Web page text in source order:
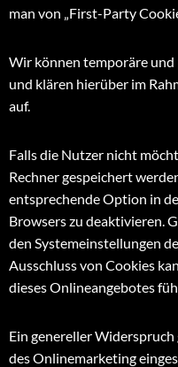
man von „First-Party
Wir können temporäre und
und klären hierüber im
auf.
Falls die Nutzer nicht
Rechner gespeichert
entsprechende Option in
Browsers zu deaktivieren.
den Systemeinstellungen
Ausschluss von Cookies
dieses Onlineangebotes
Ein genereller Widerspruch
des Onlinemarketing